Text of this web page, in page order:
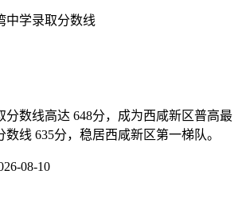
中学录取分数线
分数线高达 648分，成为西咸新区普高最
数线 635分，稳居西咸新区第一梯队。
08-10